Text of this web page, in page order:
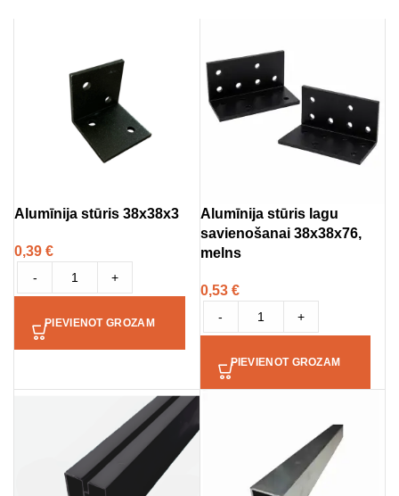
Alumīnija stūris 38x38x3
0,39 €
- +
PIEVIENOT GROZAM
Alumīnija stūris lagu
savienošanai 38x38x76,
melns
0,53 €
- +
PIEVIENOT GROZAM